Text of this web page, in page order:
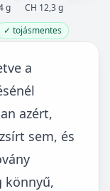
g
CH 12,3 g
✓ tojásmentes
a
azért,
sem, és
könnyű,